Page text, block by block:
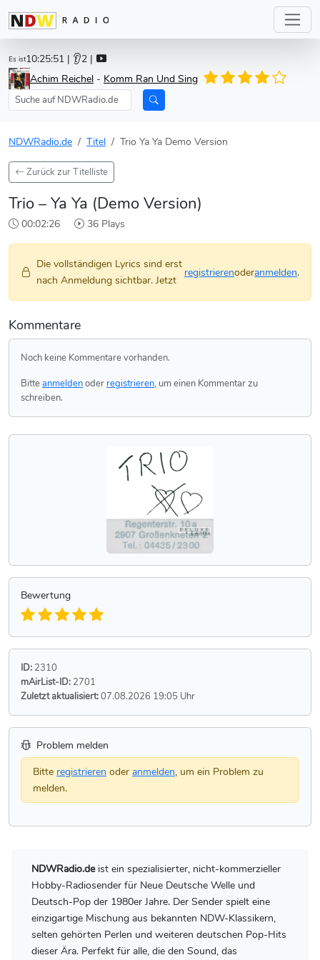
Es ist10:25:51 | 👂2 |
Achim Reichel - Komm Ran Und Sing
NDWRadio.de Titel Trio Ya Ya Demo Version
Zurück zur Titelliste
Trio – Ya Ya (Demo Version)
00:02:26 36 Plays
Die vollständigen Lyrics sind erst
nach Anmeldung sichtbar. Jetzt
registrierenoderanmelden.
Kommentare
Noch keine Kommentare vorhanden.
Bitteanmeldenoder registrieren, um einen Kommentar zu
schreiben.
Bewertung
ID: 2310
mAirList-ID: 2701
Zuletzt aktualisiert:07.08.2026 19:05 Uhr
Problem melden
Bitte registrieren oder anmelden, um ein Problem zu
melden.
NDWRadio.deist ein spezialisierter, nicht-kommerzieller
Hobby-Radiosender für Neue Deutsche Welle und
Deutsch-Pop der 1980er Jahre. Der Sender spielt eine
einzigartige Mischung aus bekannten NDW-Klassikern,
selten gehörten Perlen und weiteren deutschen Pop-Hits
dieser Ära. Perfekt für alle, die den Sound, das